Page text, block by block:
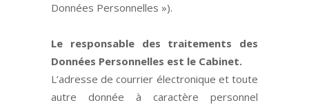
Données Personnelles »).
Le responsable des traitements des
Données Personnelles est le Cabinet.
L’adresse de courrier électronique et toute
autre donnée à caractère personnel